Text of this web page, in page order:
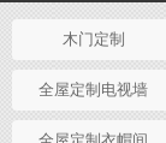
木门定制
全屋定制电视墙